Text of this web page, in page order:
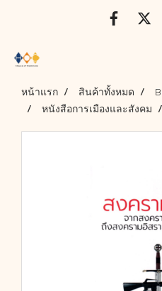
หน้าแรก สินค้าทั้งหมด
หนังสือการเมืองและสังคม